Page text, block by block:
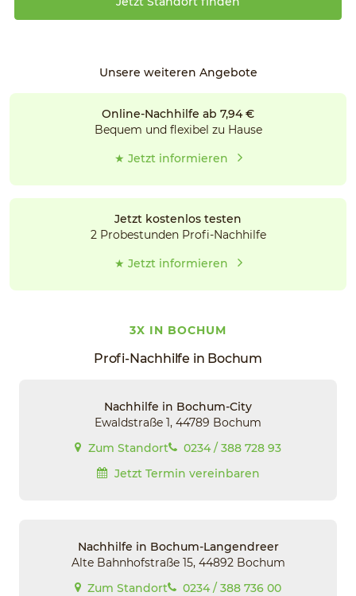
Unsere weiteren Angebote
Online-Nachhilfe ab 7,94 €
Bequem und flexibel zu Hause
★ Jetzt informieren
Jetzt kostenlos testen
2 Probestunden Profi-Nachhilfe
★ Jetzt informieren
3X IN BOCHUM
Profi-Nachhilfe in Bochum
Nachhilfe in Bochum-City
Ewaldstraße 1, 44789 Bochum
Zum Standort
0234 / 388 728 93
Jetzt Termin vereinbaren
Nachhilfe in Bochum-Langendreer
Alte Bahnhofstraße 15, 44892 Bochum
Zum Standort
0234 / 388 736 00